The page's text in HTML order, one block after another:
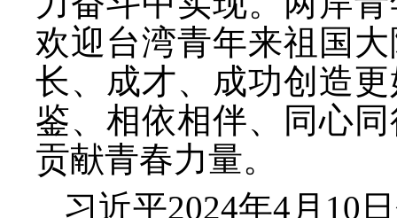
欢迎台湾青年来祖国
长、成才、成功创造
鉴、相依相伴、同心
贡献青春力量。
习近平2024年4月10